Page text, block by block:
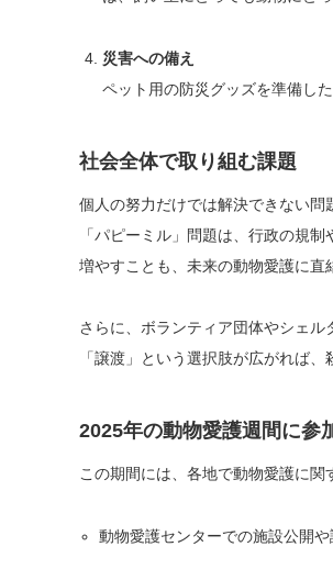
災害への備え
ペット用の防災グッズを準備し
社会全体で取り組む課題
個人の努力だけでは解決できない
「パピーミル」問題は、行政の規
増やすことも、未来の動物愛護に直
さらに、ボランティア団体やシェ
「譲渡」という選択肢が広がれば、
2025年の動物愛護週間に参
この期間には、各地で動物愛護に関
動物愛護センターでの施設公開や